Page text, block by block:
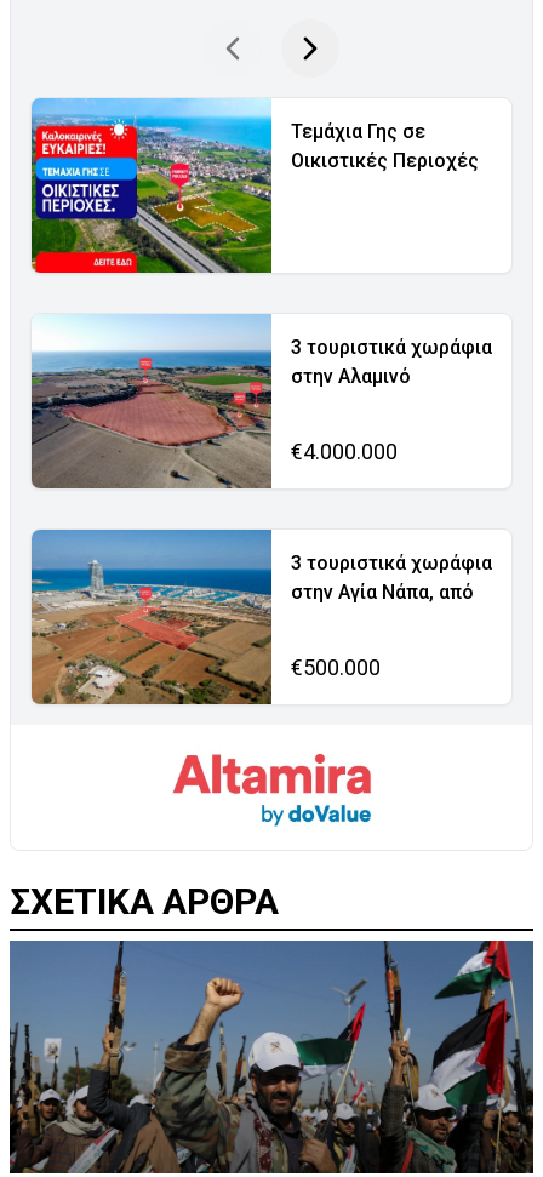
Τεμάχια Γης σε
Οικιστικές Περιοχές
3 τουριστικά χωράφια
στην Αλαμινό
€4.000.000
3 τουριστικά χωράφια
στην Αγία Νάπα, από
€500.000
ΣΧΕΤΙΚΑ ΑΡΘΡΑ